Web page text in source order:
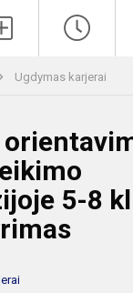
Ugdymas karjerai
5-8